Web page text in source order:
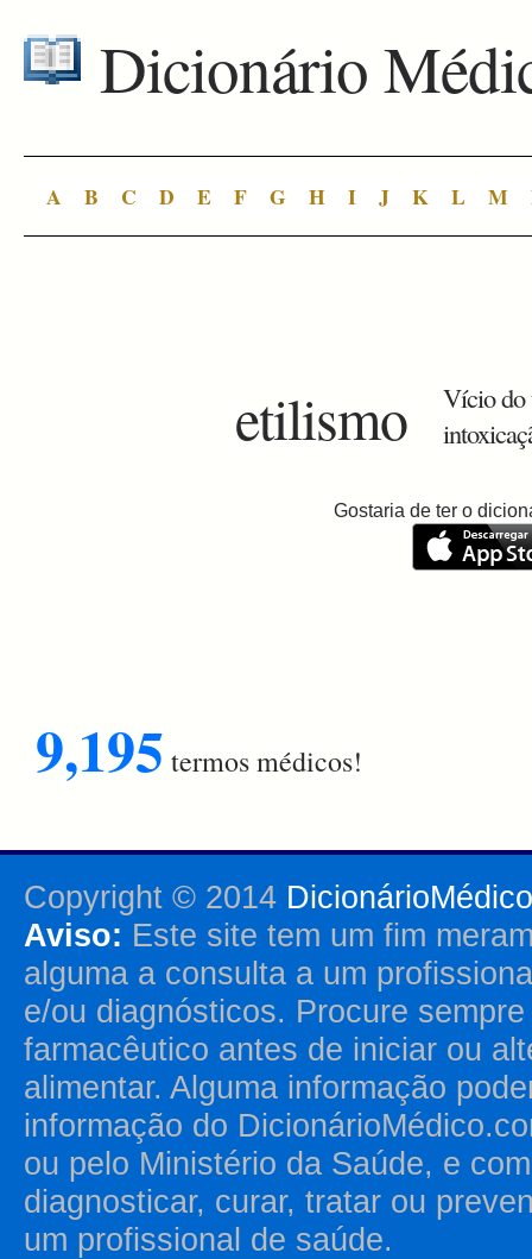
Dicionário
A B C D E F G H I J K L M
etilismo
Vício do
Gostaria de ter o
9,195 termos médicos!
Copyright © 2014
Aviso: Este site tem um fim
alguma a consulta a um
e/ou diagnósticos. Procure
farmacêutico antes de iniciar ou
alimentar. Alguma informação
informação do
ou pelo Ministério da Saúde, e
diagnosticar, curar, tratar ou
um profissional de saúde.